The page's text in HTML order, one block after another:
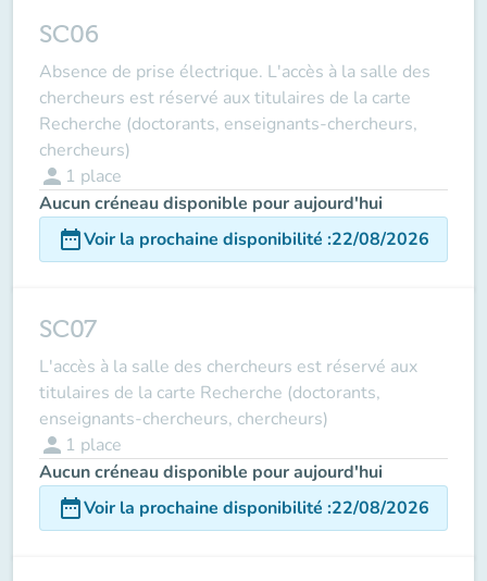
SC06
Absence de prise électrique. L'accès à la salle des
chercheurs est réservé aux titulaires de la carte
Recherche (doctorants, enseignants-chercheurs,
chercheurs)
person 1 place
Aucun créneau disponible pour aujourd'hui
date_rangeVoir la prochaine disponibilité :22/08/2026
SC07
L'accès à la salle des chercheurs est réservé aux
titulaires de la carte Recherche (doctorants,
enseignants-chercheurs, chercheurs)
person 1 place
Aucun créneau disponible pour aujourd'hui
date_rangeVoir la prochaine disponibilité :22/08/2026